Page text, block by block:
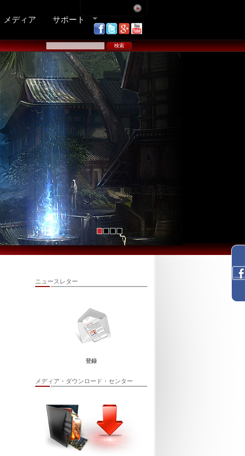
メディア サポート
ニュースレター
登録
メディア・ダウンロード・センター